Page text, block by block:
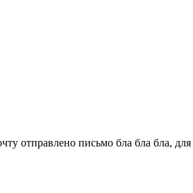
отправлено письмо бла бла бла,